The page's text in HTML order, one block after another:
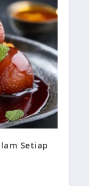
Setiap